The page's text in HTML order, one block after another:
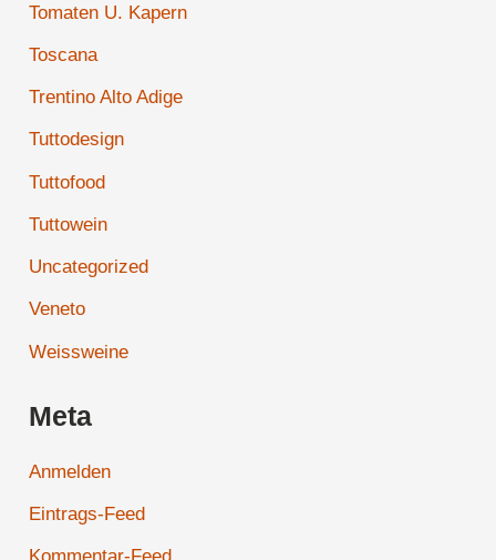
Tomaten U. Kapern
Toscana
Trentino Alto Adige
Tuttodesign
Tuttofood
Tuttowein
Uncategorized
Veneto
Weissweine
Meta
Anmelden
Eintrags-Feed